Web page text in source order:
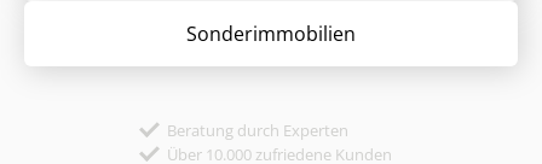
Sonder­immobilien
Beratung durch Experten
Über 10.000 zufriedene Kunden